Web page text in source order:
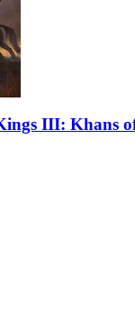
III: Khans